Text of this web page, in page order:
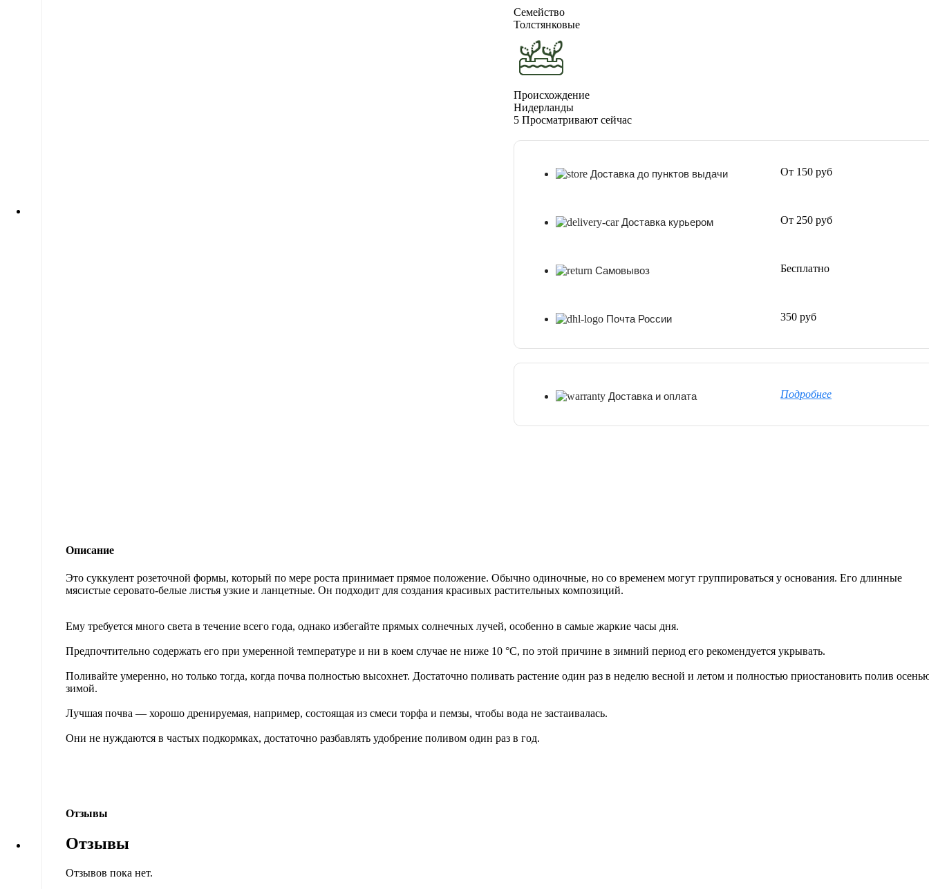
Семейство
Толстянковые
Происхождение
Нидерланды
5 Просматривают сейчас
Доставка до пунктов выдачи От 150 руб
Доставка курьером От 250 руб
Самовывоз Бесплатно
Почта России 350 руб
Доставка и оплата Подробнее
Описание
Это суккулент розеточной формы, который по мере роста принимает прямое положение. Обычно одиночные, но со временем могут группироваться у основания. Его длинные
мясистые серовато-белые листья узкие и ланцетные. Он подходит для создания красивых растительных композиций.
Ему требуется много света в течение всего года, однако избегайте прямых солнечных лучей, особенно в самые жаркие часы дня.
Предпочтительно содержать его при умеренной температуре и ни в коем случае не ниже 10 °C, по этой причине в зимний период его рекомендуется укрывать.
Поливайте умеренно, но только тогда, когда почва полностью высохнет. Достаточно поливать растение один раз в неделю весной и летом и полностью приостановить полив
зимой.
Лучшая почва — хорошо дренируемая, например, состоящая из смеси торфа и пемзы, чтобы вода не застаивалась.
Они не нуждаются в частых подкормках, достаточно разбавлять удобрение поливом один раз в год.
Отзывы
Отзывы
Отзывов пока нет.